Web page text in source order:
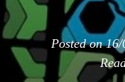
Posted on16/